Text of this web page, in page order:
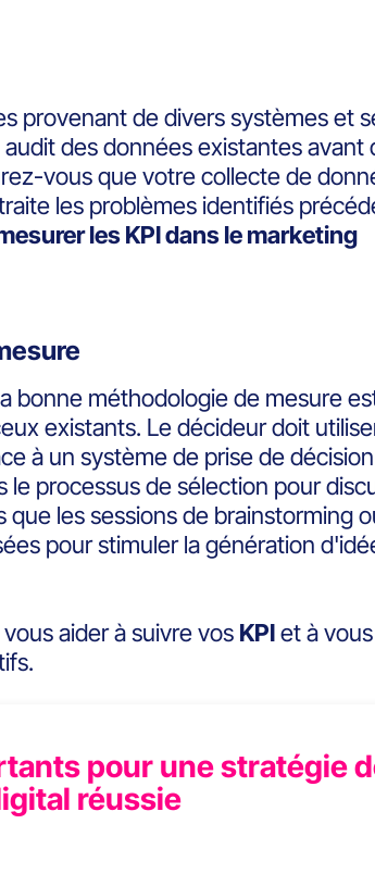
provenant de divers systèmes et
des données existantes avant
vous que votre collecte de
les problèmes identifiés
les KPI dans le marketing
bonne méthodologie de mesure
existants. Le décideur doit
à un système de prise de
processus de sélection pour
que les sessions de brainstorming
pour stimuler la génération
aider à suivre vos KPIet à vous
pour une stratégie
réussie